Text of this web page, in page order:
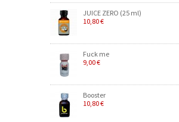
JUICE ZERO (25 ml)
10,80 €
Fuck me
9,00 €
Booster
10,80 €